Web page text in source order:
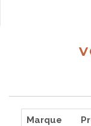
Marque